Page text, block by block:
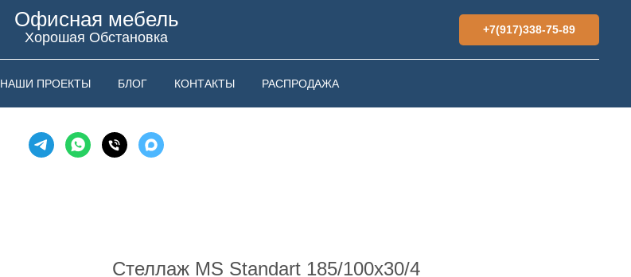
Офисная мебель
Хорошая Обстановка +7(917)338-75-89
НАШИ ПРОЕКТЫ БЛОГ КОНТАКТЫ РАСПРОДАЖА
Стеллаж MS Standart 185/100х30/4